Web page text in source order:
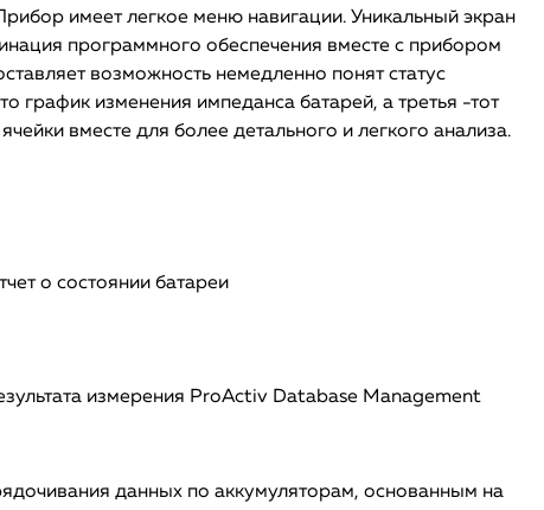
имеет легкое меню навигации. Уникальный экран
программного обеспечения вместе с прибором
возможность немедленно понят статус
график изменения импеданса батарей, а третья -тот
вместе для более детального и легкого анализа.
о состоянии батареи
измерения ProActiv Database Management
данных по аккумуляторам, основанным на